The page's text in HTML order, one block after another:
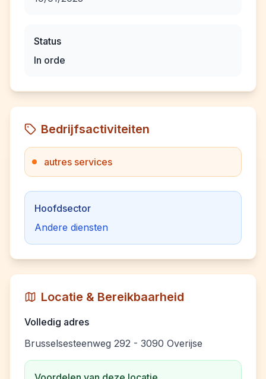
Status
In orde
Bedrijfsactiviteiten
autres services
Hoofdsector
Andere diensten
Locatie & Bereikbaarheid
Volledig adres
Brusselsesteenweg 292 - 3090 Overijse